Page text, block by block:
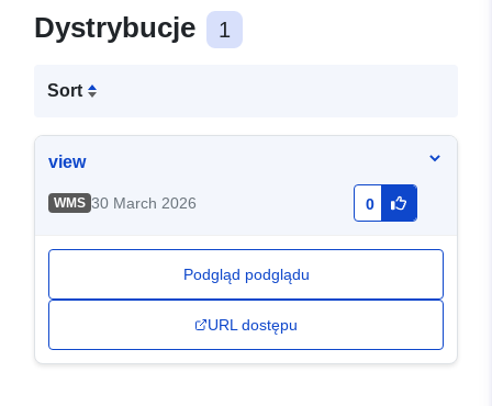
Dystrybucje 1
Sort
view
WMS 30 March 2026 0
Podgląd podglądu
URL dostępu